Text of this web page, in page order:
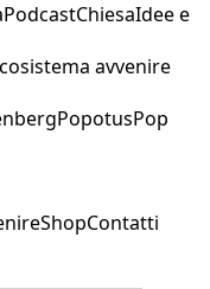
PodcastChiesaIdee e
avvenire
PopotusPop
ShopContatti